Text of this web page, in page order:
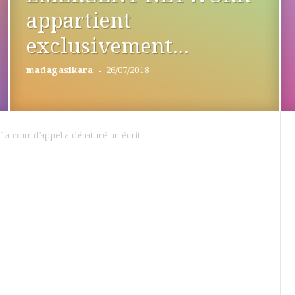
appartient
exclusivement...
madagasikara - 26/07/2018
La cour d'appel a dénaturé un écrit